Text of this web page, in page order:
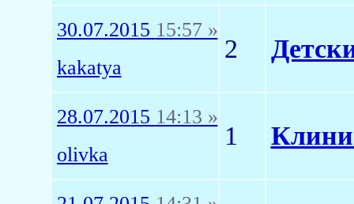
30.07.2015 15:57 »
kakatya
2
28.07.2015 14:13 »
olivka
1